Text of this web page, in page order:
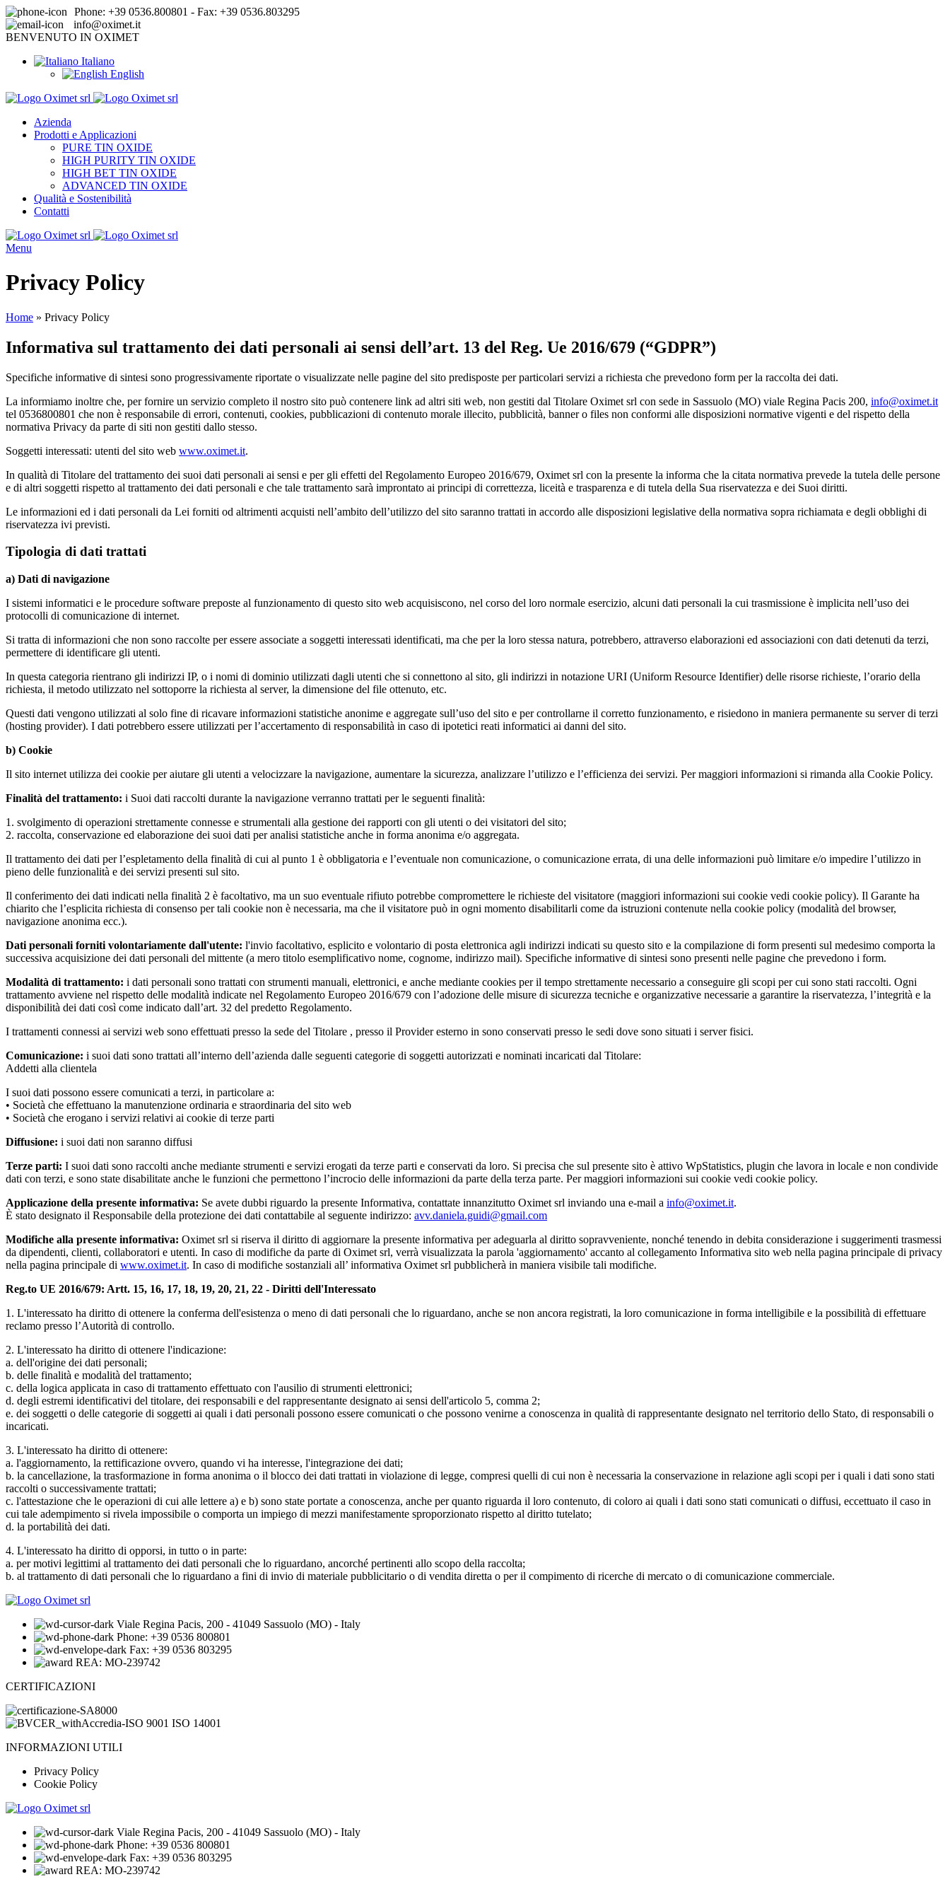
Phone: +39 0536.800801 - Fax: +39 0536.803295
info@oximet.it
BENVENUTO IN OXIMET
Italiano
English
Azienda
Prodotti e Applicazioni
PURE TIN OXIDE
HIGH PURITY TIN OXIDE
HIGH BET TIN OXIDE
ADVANCED TIN OXIDE
Qualità e Sostenibilità
Contatti
Menu
Privacy Policy
Home » Privacy Policy
Informativa sul trattamento dei dati personali ai sensi dell’art. 13 del Reg. Ue 2016/679 (“GDPR”)
Specifiche informative di sintesi sono progressivamente riportate o visualizzate nelle pagine del sito predisposte per particolari servizi a richiesta che prevedono form per la raccolta dei dati.
La informiamo inoltre che, per fornire un servizio completo il nostro sito può contenere link ad altri siti web, non gestiti dal Titolare Oximet srl con sede in Sassuolo (MO) viale Regina Pacis 200, info@oximet.it
tel 0536800801 che non è responsabile di errori, contenuti, cookies, pubblicazioni di contenuto morale illecito, pubblicità, banner o files non conformi alle disposizioni normative vigenti e del rispetto della
normativa Privacy da parte di siti non gestiti dallo stesso.
Soggetti interessati: utenti del sito web www.oximet.it.
In qualità di Titolare del trattamento dei suoi dati personali ai sensi e per gli effetti del Regolamento Europeo 2016/679, Oximet srl con la presente la informa che la citata normativa prevede la tutela delle persone
e di altri soggetti rispetto al trattamento dei dati personali e che tale trattamento sarà improntato ai principi di correttezza, liceità e trasparenza e di tutela della Sua riservatezza e dei Suoi diritti.
Le informazioni ed i dati personali da Lei forniti od altrimenti acquisti nell’ambito dell’utilizzo del sito saranno trattati in accordo alle disposizioni legislative della normativa sopra richiamata e degli obblighi di
riservatezza ivi previsti.
Tipologia di dati trattati
a) Dati di navigazione
I sistemi informatici e le procedure software preposte al funzionamento di questo sito web acquisiscono, nel corso del loro normale esercizio, alcuni dati personali la cui trasmissione è implicita nell’uso dei
protocolli di comunicazione di internet.
Si tratta di informazioni che non sono raccolte per essere associate a soggetti interessati identificati, ma che per la loro stessa natura, potrebbero, attraverso elaborazioni ed associazioni con dati detenuti da terzi,
permettere di identificare gli utenti.
In questa categoria rientrano gli indirizzi IP, o i nomi di dominio utilizzati dagli utenti che si connettono al sito, gli indirizzi in notazione URI (Uniform Resource Identifier) delle risorse richieste, l’orario della
richiesta, il metodo utilizzato nel sottoporre la richiesta al server, la dimensione del file ottenuto, etc.
Questi dati vengono utilizzati al solo fine di ricavare informazioni statistiche anonime e aggregate sull’uso del sito e per controllarne il corretto funzionamento, e risiedono in maniera permanente su server di terzi
(hosting provider). I dati potrebbero essere utilizzati per l’accertamento di responsabilità in caso di ipotetici reati informatici ai danni del sito.
b) Cookie
Il sito internet utilizza dei cookie per aiutare gli utenti a velocizzare la navigazione, aumentare la sicurezza, analizzare l’utilizzo e l’efficienza dei servizi. Per maggiori informazioni si rimanda alla Cookie Policy.
Finalità del trattamento: i Suoi dati raccolti durante la navigazione verranno trattati per le seguenti finalità:
1. svolgimento di operazioni strettamente connesse e strumentali alla gestione dei rapporti con gli utenti o dei visitatori del sito;
2. raccolta, conservazione ed elaborazione dei suoi dati per analisi statistiche anche in forma anonima e/o aggregata.
Il trattamento dei dati per l’espletamento della finalità di cui al punto 1 è obbligatoria e l’eventuale non comunicazione, o comunicazione errata, di una delle informazioni può limitare e/o impedire l’utilizzo in
pieno delle funzionalità e dei servizi presenti sul sito.
Il conferimento dei dati indicati nella finalità 2 è facoltativo, ma un suo eventuale rifiuto potrebbe compromettere le richieste del visitatore (maggiori informazioni sui cookie vedi cookie policy). Il Garante ha
chiarito che l’esplicita richiesta di consenso per tali cookie non è necessaria, ma che il visitatore può in ogni momento disabilitarli come da istruzioni contenute nella cookie policy (modalità del browser,
navigazione anonima ecc.).
Dati personali forniti volontariamente dall'utente: l'invio facoltativo, esplicito e volontario di posta elettronica agli indirizzi indicati su questo sito e la compilazione di form presenti sul medesimo comporta la
successiva acquisizione dei dati personali del mittente (a mero titolo esemplificativo nome, cognome, indirizzo mail). Specifiche informative di sintesi sono presenti nelle pagine che prevedono i form.
Modalità di trattamento: i dati personali sono trattati con strumenti manuali, elettronici, e anche mediante cookies per il tempo strettamente necessario a conseguire gli scopi per cui sono stati raccolti. Ogni
trattamento avviene nel rispetto delle modalità indicate nel Regolamento Europeo 2016/679 con l’adozione delle misure di sicurezza tecniche e organizzative necessarie a garantire la riservatezza, l’integrità e la
disponibilità dei dati così come indicato dall’art. 32 del predetto Regolamento.
I trattamenti connessi ai servizi web sono effettuati presso la sede del Titolare , presso il Provider esterno in sono conservati presso le sedi dove sono situati i server fisici.
Comunicazione: i suoi dati sono trattati all’interno dell’azienda dalle seguenti categorie di soggetti autorizzati e nominati incaricati dal Titolare:
Addetti alla clientela
I suoi dati possono essere comunicati a terzi, in particolare a:
• Società che effettuano la manutenzione ordinaria e straordinaria del sito web
• Società che erogano i servizi relativi ai cookie di terze parti
Diffusione: i suoi dati non saranno diffusi
Terze parti: I suoi dati sono raccolti anche mediante strumenti e servizi erogati da terze parti e conservati da loro. Si precisa che sul presente sito è attivo WpStatistics, plugin che lavora in locale e non condivide
dati con terzi, e sono state disabilitate anche le funzioni che permettono l’incrocio delle informazioni da parte della terza parte. Per maggiori informazioni sui cookie vedi cookie policy.
Applicazione della presente informativa: Se avete dubbi riguardo la presente Informativa, contattate innanzitutto Oximet srl inviando una e-mail a info@oximet.it.
È stato designato il Responsabile della protezione dei dati contattabile al seguente indirizzo: avv.daniela.guidi@gmail.com
Modifiche alla presente informativa: Oximet srl si riserva il diritto di aggiornare la presente informativa per adeguarla al diritto sopravveniente, nonché tenendo in debita considerazione i suggerimenti trasmessi
da dipendenti, clienti, collaboratori e utenti. In caso di modifiche da parte di Oximet srl, verrà visualizzata la parola 'aggiornamento' accanto al collegamento Informativa sito web nella pagina principale di privacy
nella pagina principale di www.oximet.it. In caso di modifiche sostanziali all’ informativa Oximet srl pubblicherà in maniera visibile tali modifiche.
Reg.to UE 2016/679: Artt. 15, 16, 17, 18, 19, 20, 21, 22 - Diritti dell'Interessato
1. L'interessato ha diritto di ottenere la conferma dell'esistenza o meno di dati personali che lo riguardano, anche se non ancora registrati, la loro comunicazione in forma intelligibile e la possibilità di effettuare
reclamo presso l’Autorità di controllo.
2. L'interessato ha diritto di ottenere l'indicazione:
a. dell'origine dei dati personali;
b. delle finalità e modalità del trattamento;
c. della logica applicata in caso di trattamento effettuato con l'ausilio di strumenti elettronici;
d. degli estremi identificativi del titolare, dei responsabili e del rappresentante designato ai sensi dell'articolo 5, comma 2;
e. dei soggetti o delle categorie di soggetti ai quali i dati personali possono essere comunicati o che possono venirne a conoscenza in qualità di rappresentante designato nel territorio dello Stato, di responsabili o
incaricati.
3. L'interessato ha diritto di ottenere:
a. l'aggiornamento, la rettificazione ovvero, quando vi ha interesse, l'integrazione dei dati;
b. la cancellazione, la trasformazione in forma anonima o il blocco dei dati trattati in violazione di legge, compresi quelli di cui non è necessaria la conservazione in relazione agli scopi per i quali i dati sono stati
raccolti o successivamente trattati;
c. l'attestazione che le operazioni di cui alle lettere a) e b) sono state portate a conoscenza, anche per quanto riguarda il loro contenuto, di coloro ai quali i dati sono stati comunicati o diffusi, eccettuato il caso in
cui tale adempimento si rivela impossibile o comporta un impiego di mezzi manifestamente sproporzionato rispetto al diritto tutelato;
d. la portabilità dei dati.
4. L'interessato ha diritto di opporsi, in tutto o in parte:
a. per motivi legittimi al trattamento dei dati personali che lo riguardano, ancorché pertinenti allo scopo della raccolta;
b. al trattamento di dati personali che lo riguardano a fini di invio di materiale pubblicitario o di vendita diretta o per il compimento di ricerche di mercato o di comunicazione commerciale.
Viale Regina Pacis, 200 - 41049 Sassuolo (MO) - Italy
Phone: +39 0536 800801
Fax: +39 0536 803295
REA: MO-239742
CERTIFICAZIONI
INFORMAZIONI UTILI
Privacy Policy
Cookie Policy
Viale Regina Pacis, 200 - 41049 Sassuolo (MO) - Italy
Phone: +39 0536 800801
Fax: +39 0536 803295
REA: MO-239742